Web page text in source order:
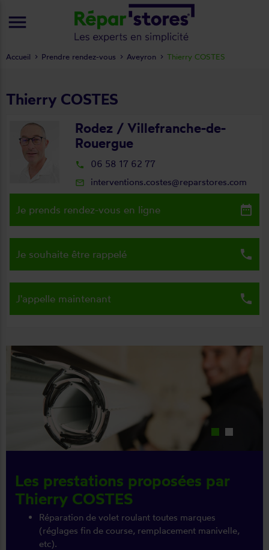
Accueil Prendre rendez-vous Aveyron Thierry COSTES
Thierry COSTES
Rodez / Villefranche-de-
Rouergue
local_phone 06 58 17 62 77
mail_outline interventions.costes@reparstores.com
Je prends rendez-vous en ligne date_range
Je souhaite être rappelé local_phone
J'appelle maintenant local_phone
Les prestations proposées par
Thierry COSTES
Réparation de volet roulant toutes marques
(réglages fin de course, remplacement manivelle,
etc).
menu